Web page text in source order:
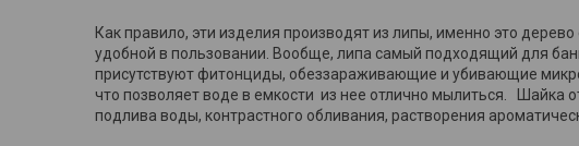
Как правило, эти изделия производят из липы, именно это
удобной в пользовании. Вообще, липа самый подходящий для
присутствуют фитонциды, обеззараживающие и убивающие
что позволяет воде в емкости из нее отлично мылиться. Шайка
подлива воды, контрастного обливания, растворения